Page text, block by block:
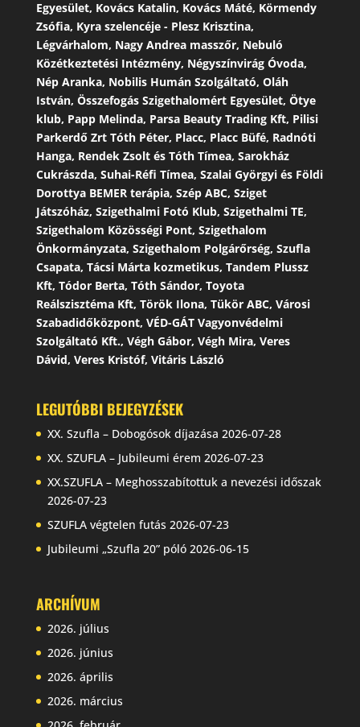
Egyesület, Kovács Katalin, Kovács Máté, Körmendy
Zsófia, Kyra szelencéje - Plesz Krisztina,
Légvárhalom, Nagy Andrea masszőr, Nebuló
Közétkeztetési Intézmény, Négyszínvirág Óvoda,
Nép Aranka, Nobilis Humán Szolgáltató, Oláh
István, Összefogás Szigethalomért Egyesület, Ötye
klub, Papp Melinda, Parsa Beauty Trading Kft, Pilisi
Parkerdő Zrt Tóth Péter, Placc, Placc Büfé, Radnóti
Hanga, Rendek Zsolt és Tóth Tímea, Sarokház
Cukrászda, Suhai-Réfi Tímea, Szalai Györgyi és Földi
Dorottya BEMER terápia, Szép ABC, Sziget
Játszóház, Szigethalmi Fotó Klub, Szigethalmi TE,
Szigethalom Közösségi Pont, Szigethalom
Önkormányzata, Szigethalom Polgárőrség, Szufla
Csapata, Tácsi Márta kozmetikus, Tandem Plussz
Kft, Tódor Berta, Tóth Sándor, Toyota
Reálszisztéma Kft, Török Ilona, Tükör ABC, Városi
Szabadidőközpont, VÉD-GÁT Vagyonvédelmi
Szolgáltató Kft., Végh Gábor, Végh Mira, Veres
Dávid, Veres Kristóf, Vitáris László
LEGUTÓBBI BEJEGYZÉSEK
XX. Szufla – Dobogósok díjazása 2026-07-28
XX. SZUFLA – Jubileumi érem 2026-07-23
XX.SZUFLA – Meghosszabítottuk a nevezési időszak
2026-07-23
SZUFLA végtelen futás 2026-07-23
Jubileumi „Szufla 20” póló 2026-06-15
ARCHÍVUM
2026. július
2026. június
2026. április
2026. március